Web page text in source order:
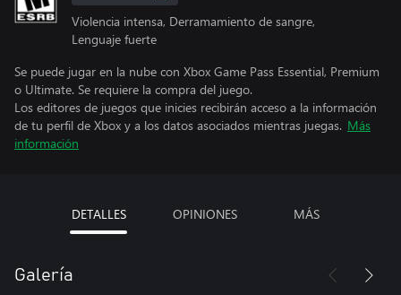
Violencia intensa, Derramamiento de sangre,
Lenguaje fuerte
Se puede jugar en la nube con Xbox Game Pass Essential, Premium
o Ultimate. Se requiere la compra del juego.
Los editores de juegos que inicies recibirán acceso a la información
de tu perfil de Xbox y a los datos asociados mientras juegas. Más
información
DETALLES OPINIONES MÁS
Galería